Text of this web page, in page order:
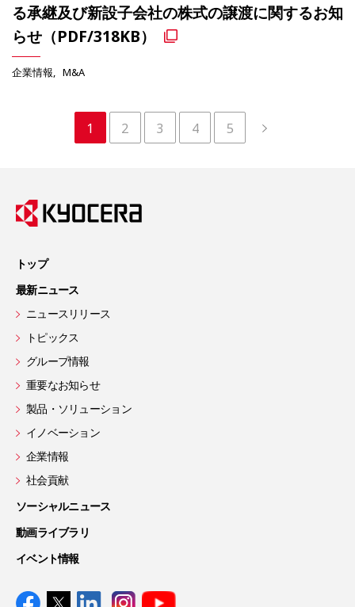
る承継及び新設子会社の株式の譲渡に関するお知
らせ（PDF/318KB）
企業情報 M&A
1 2 3 4 5
トップ
最新ニュース
ニュースリリース
トピックス
グループ情報
重要なお知らせ
製品・ソリューション
イノベーション
企業情報
社会貢献
ソーシャルニュース
動画ライブラリ
イベント情報